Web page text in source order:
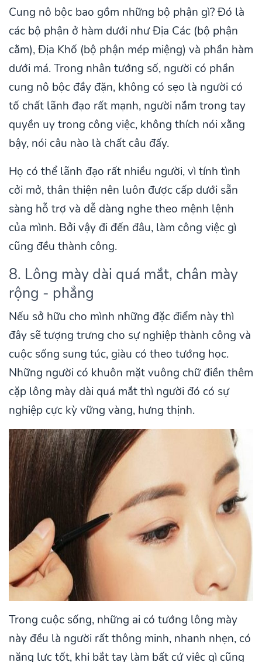
Cung nô bộc bao gồm những bộ phận gì? Đó là
các bộ phận ở hàm dưới như Địa Các (bộ phận
cằm), Địa Khố (bộ phận mép miệng) và phần hàm
dưới má. Trong nhân tướng số, người có phần
cung nô bộc đầy đặn, không có sẹo là người có
tố chất lãnh đạo rất mạnh, người nắm trong tay
quyền uy trong công việc, không thích nói xằng
bậy, nói câu nào là chất câu đấy.
Họ có thể lãnh đạo rất nhiều người, vì tính tình
cởi mở, thân thiện nên luôn được cấp dưới sẵn
sàng hỗ trợ và dễ dàng nghe theo mệnh lệnh
của mình. Bởi vậy đi đến đâu, làm công việc gì
cũng đều thành công.
8. Lông mày dài quá mắt, chân mày
rộng - phẳng
Nếu sở hữu cho mình những đặc điểm này thì
đây sẽ tượng trưng cho sự nghiệp thành công và
cuộc sống sung túc, giàu có theo tướng học.
Những người có khuôn mặt vuông chữ điền thêm
cặp lông mày dài quá mắt thì người đó có sự
nghiệp cực kỳ vững vàng, hưng thịnh.
Trong cuộc sống, những ai có tướng lông mày
này đều là người rất thông minh, nhanh nhẹn, có
năng lực tốt, khi bắt tay làm bất cứ việc gì cũng